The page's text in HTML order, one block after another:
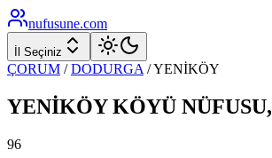
nufusune.com
İl Seçiniz
ÇORUM / DODURGA /YENİKÖY
YENİKÖYKÖYÜ NÜFUSU,
96